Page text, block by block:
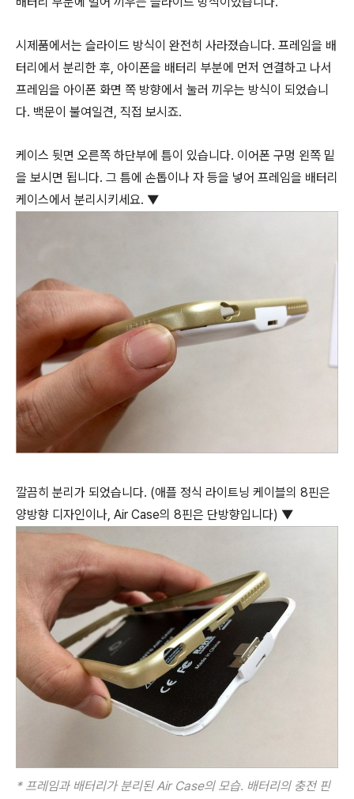
시제품에서는 슬라이드 방식이 완전히 사라졌습니다. 프레임을 배
터리에서 분리한 후, 아이폰을 배터리 부분에 먼저 연결하고 나서
프레임을 아이폰 화면 쪽 방향에서 눌러 끼우는 방식이 되었습니
다. 백문이 불여일견, 직접 보시죠.
케이스 뒷면 오른쪽 하단부에 틈이 있습니다. 이어폰 구멍 왼쪽 밑
을 보시면 됩니다. 그 틈에 손톱이나 자 등을 넣어 프레임을 배터리
케이스에서 분리시키세요. ▼
깔끔히 분리가 되었습니다. (애플 정식 라이트닝 케이블의 8핀은
양방향 디자인이나, Air Case의 8핀은 단방향입니다) ▼
* 프레임과 배터리가 분리된 Air Case의 모습. 배터리의 충전 핀